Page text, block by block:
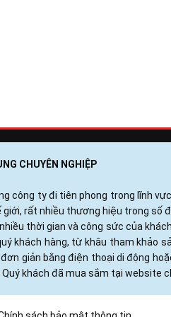
CHUYÊN NGHIỆP
công ty đi tiên phong trong lĩnh
rất nhiều thương hiệu trong số
thời gian và công sức của
khách hàng, từ khâu tham khảo
giản bằng điện thoại di động
khách đã mua sắm tại website